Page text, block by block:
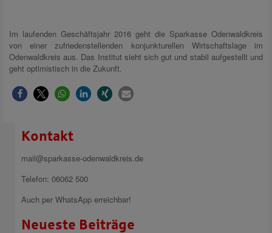
Im laufenden Geschäftsjahr 2016 geht die Sparkasse Odenwaldkreis
von einer zufriedenstellenden konjunkturellen Wirtschaftslage im
Odenwaldkreis aus. Das Institut sieht sich gut und stabil aufgestellt und
geht optimistisch in die Zukunft.
Kontakt
mail@sparkasse-odenwaldkreis.de
Telefon: 06062 500
Auch per WhatsApp erreichbar!
Neueste Beiträge